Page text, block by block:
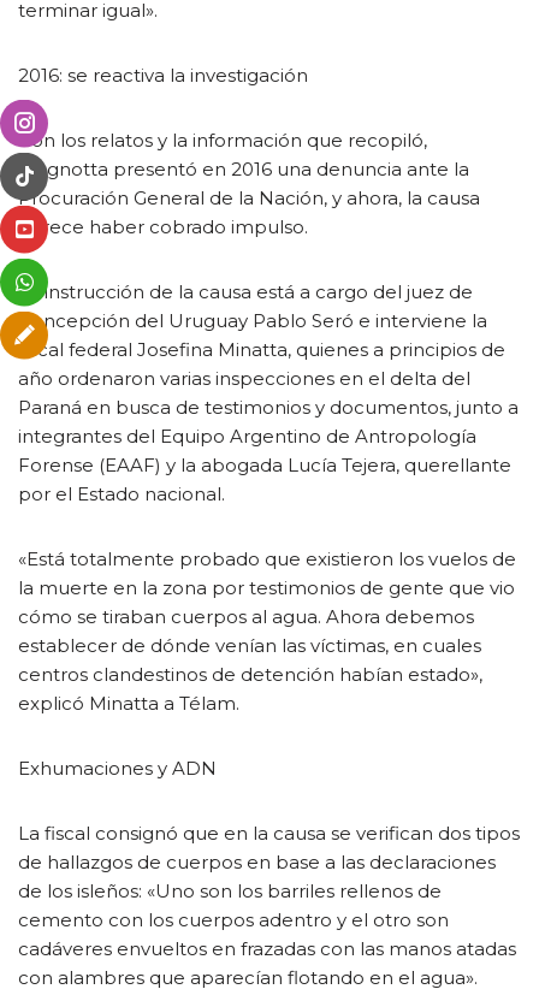
terminar igual».
2016: se reactiva la investigación
Con los relatos y la información que recopiló,
Magnotta presentó en 2016 una denuncia ante la
Procuración General de la Nación, y ahora, la causa
parece haber cobrado impulso.
La instrucción de la causa está a cargo del juez de
Concepción del Uruguay Pablo Seró e interviene la
fiscal federal Josefina Minatta, quienes a principios de
año ordenaron varias inspecciones en el delta del
Paraná en busca de testimonios y documentos, junto a
integrantes del Equipo Argentino de Antropología
Forense (EAAF) y la abogada Lucía Tejera, querellante
por el Estado nacional.
«Está totalmente probado que existieron los vuelos de
la muerte en la zona por testimonios de gente que vio
cómo se tiraban cuerpos al agua. Ahora debemos
establecer de dónde venían las víctimas, en cuales
centros clandestinos de detención habían estado»,
explicó Minatta a Télam.
Exhumaciones y ADN
La fiscal consignó que en la causa se verifican dos tipos
de hallazgos de cuerpos en base a las declaraciones
de los isleños: «Uno son los barriles rellenos de
cemento con los cuerpos adentro y el otro son
cadáveres envueltos en frazadas con las manos atadas
con alambres que aparecían flotando en el agua».